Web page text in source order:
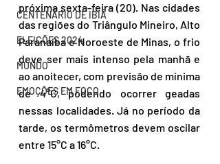
CENTENÁRIO DE IBIÁ
ELEIÇÕES 2024
MUNDO
EMOÇÕES EM FOCO
próxima sexta-feira (20). Nas cidades
das regiões do Triângulo Mineiro, Alto
Paranaíba e Noroeste de Minas, o frio
deve ser mais intenso pela manhã e
ao anoitecer, com previsão de mínima
de 4°C, podendo ocorrer geadas
nessas localidades. Já no período da
tarde, os termômetros devem oscilar
entre 15°C a 16°C.